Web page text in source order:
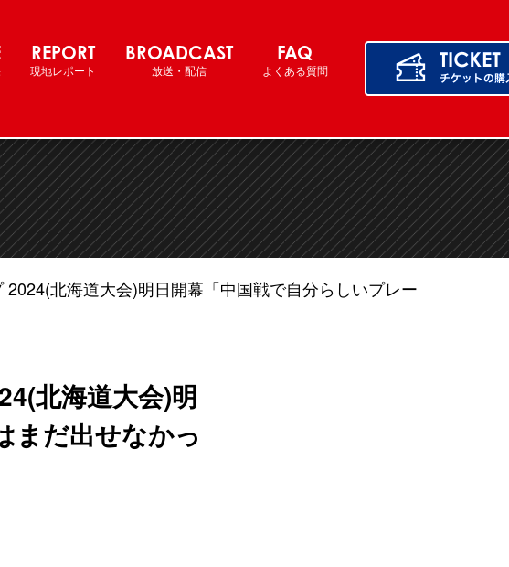
REPORT
現地レポート
BROADCAST
放送・配信
FAQ
よくある質問
北海道大会)明日開幕「中国戦で自分らしいプレー
北海道大会)明
まだ出せなかっ